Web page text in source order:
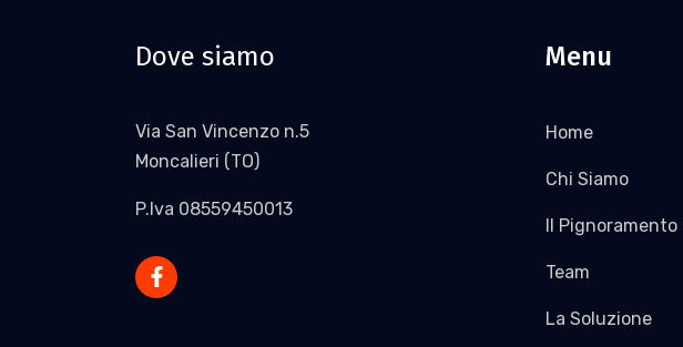
Dove siamo
Via San Vincenzo n.5
Moncalieri (TO)
P.Iva 08559450013
Menu
Home
Chi Siamo
Il Pignoramento
Team
La Soluzione